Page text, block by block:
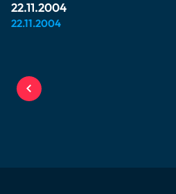
22.11.2004
22.11.2004